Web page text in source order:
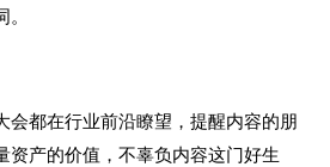
会都在行业前沿瞭望，提醒内容的朋
资产的价值，不辜负内容这门好生